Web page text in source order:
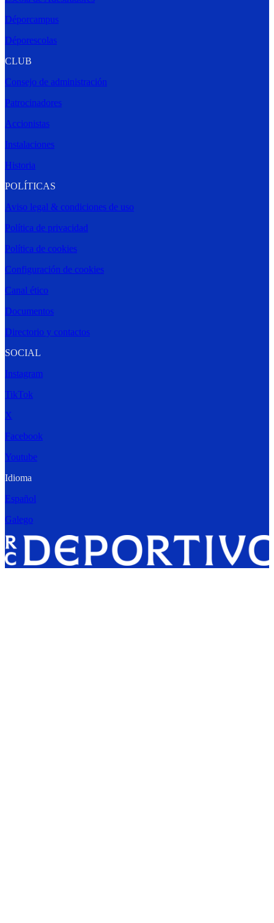
Déporcampus
Déporescolas
CLUB
Consejo de administración
Patrocinadores
Accionistas
Instalaciones
Historia
POLÍTICAS
Aviso legal & condiciones de uso
Política de privacidad
Política de cookies
Configuración de cookies
Canal ético
Documentos
Directorio y contactos
SOCIAL
Instagram
TikTok
X
Facebook
Youtube
Idioma
Español
Galego